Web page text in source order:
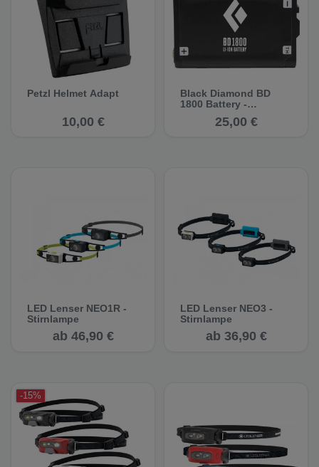
Petzl Helmet Adapt
10,00 €
Black Diamond BD
1800 Battery -
25,00 €
LED Lenser NEO1R -
Stirnlampe
ab 46,90 €
LED Lenser NEO3 -
Stirnlampe
ab 36,90 €
-15%